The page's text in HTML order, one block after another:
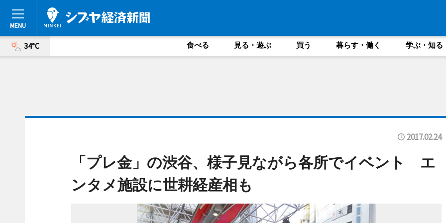
34°C 食べる 見る・遊ぶ 買う 暮らす・働く 学ぶ・知る
2017.02.24
「プレ金」の渋谷、様子見ながら各所でイベント エ
ンタメ施設に世耕経産相も